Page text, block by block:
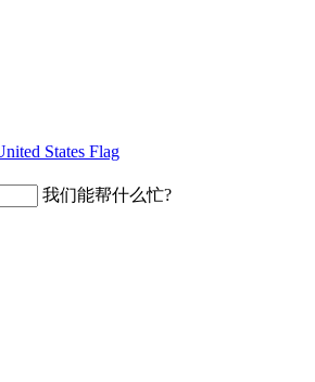
我们能帮什么忙?